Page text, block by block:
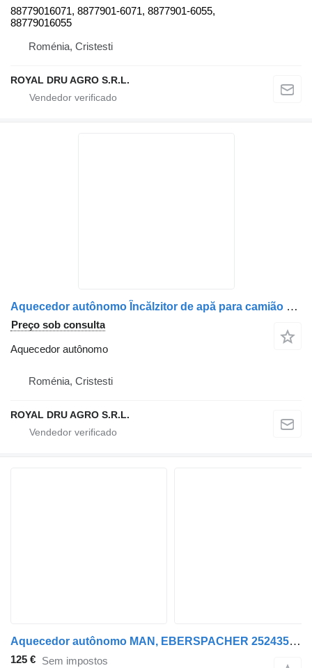
88779016071, 8877901-6071, 8877901-6055,
88779016055
Roménia, Cristesti
ROYAL DRU AGRO S.R.L.
Aquecedor autônomo Încălzitor de apă para camião MAN 6288302435 GBW300 SG1585
Preço sob consulta
Aquecedor autônomo
Roménia, Cristesti
ROYAL DRU AGRO S.R.L.
Aquecedor autônomo MAN, EBERSPACHER 252435250100 para camião tractor MAN TGL, TGM, TGS, TGX (2005-2021)
125 € Sem impostos